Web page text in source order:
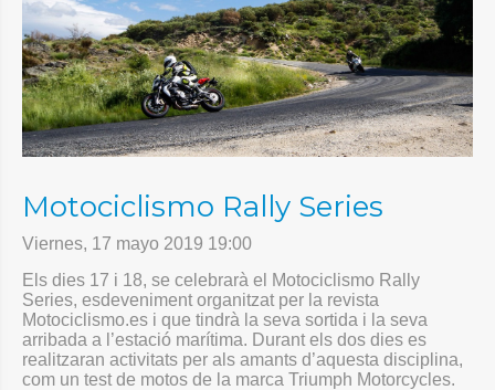
Motociclismo Rally Series
Viernes, 17 mayo 2019 19:00
Els dies 17 i 18, se celebrarà el Motociclismo Rally
Series, esdeveniment organitzat per la revista
Motociclismo.es i que tindrà la seva sortida i la seva
arribada a l’estació marítima. Durant els dos dies es
realitzaran activitats per als amants d’aquesta disciplina,
com un test de motos de la marca Triumph Motorcycles.